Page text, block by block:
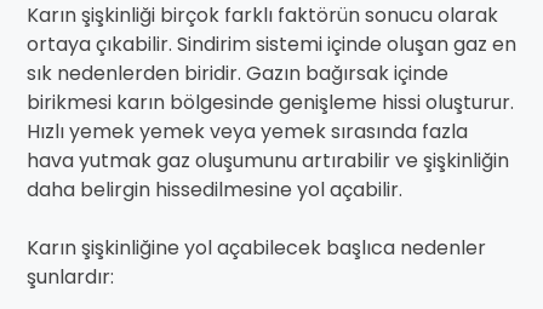
Karın şişkinliği birçok farklı faktörün sonucu olarak
ortaya çıkabilir. Sindirim sistemi içinde oluşan gaz en
sık nedenlerden biridir. Gazın bağırsak içinde
birikmesi karın bölgesinde genişleme hissi oluşturur.
Hızlı yemek yemek veya yemek sırasında fazla
hava yutmak gaz oluşumunu artırabilir ve şişkinliğin
daha belirgin hissedilmesine yol açabilir.
Karın şişkinliğine yol açabilecek başlıca nedenler
şunlardır: